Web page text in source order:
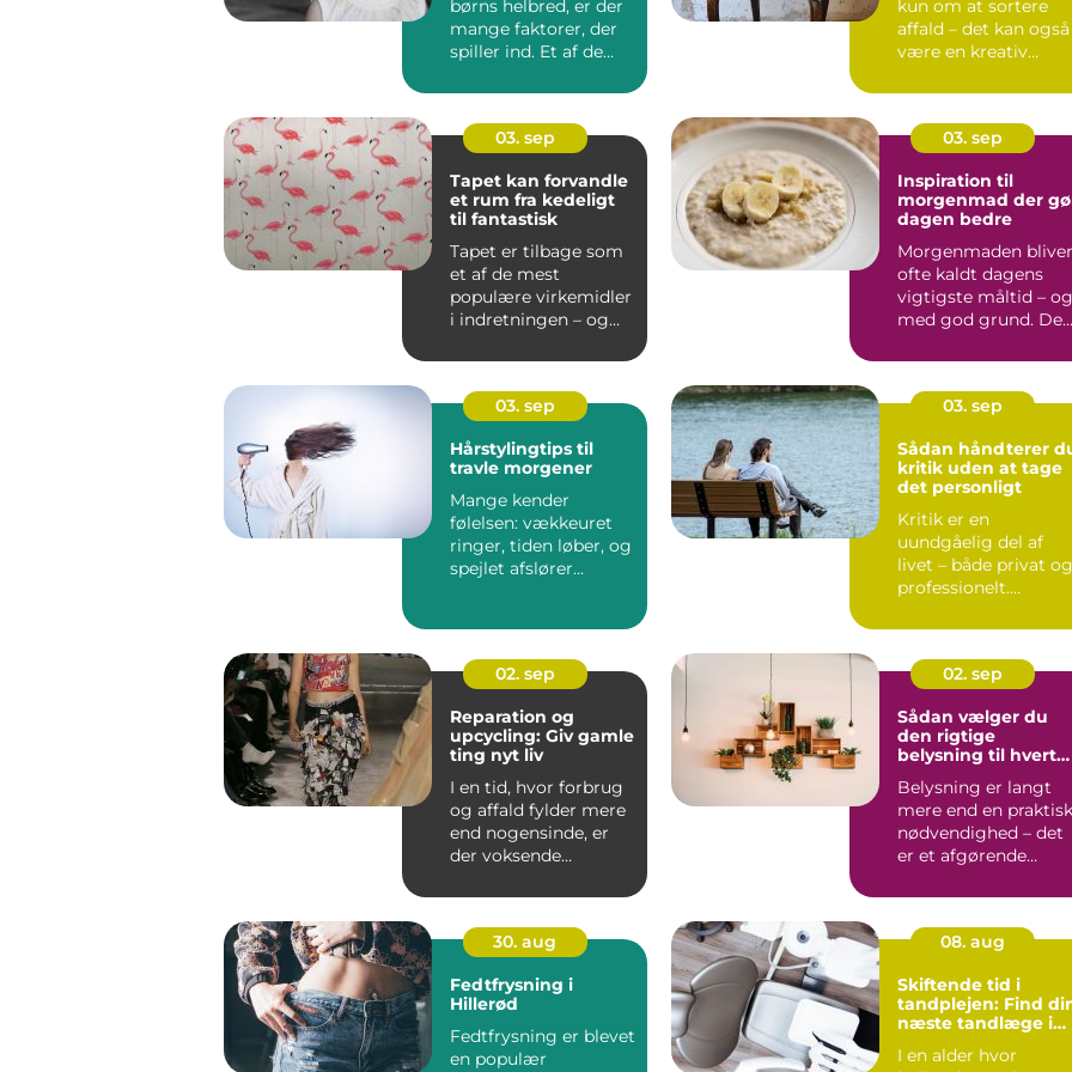
børns helbred, er der
mange faktorer, der
spiller ind. Et af de
kun om at sortere
affald – det kan også
være en kreativ
03. sep
Tapet kan forvandle
et rum fra kedeligt
til fantastisk
Tapet er tilbage som
et af de mest
populære virkemidler
i indretningen – og
03. sep
Inspiration til
morgenmad der
dagen bedre
Morgenmaden bliver
ofte kaldt dagens
vigtigste måltid – og
med god grund. Den
03. sep
Hårstylingtips til
travle morgener
Mange kender
følelsen: vækkeuret
ringer, tiden løber, og
spejlet afslører...
03. sep
Sådan håndterer
kritik uden at tage
det personligt
Kritik er en
uundgåelig del af
livet – både privat og
professionelt.
02. sep
Reparation og
upcycling: Giv gamle
ting nyt liv
I en tid, hvor forbrug
og affald fylder mere
end nogensinde, er
der voksende
t&aeli...
02. sep
Sådan vælger du
den rigtige
belysning til hvert
Belysning er langt
mere end en praktisk
nødvendighed – det
er et afgørende
30. aug
Fedtfrysning i
Hillerød
Fedtfrysning er blevet
en populær
08. aug
Skiftende tid i
tandplejen: Find
næste tandlæge i
I en alder hvor